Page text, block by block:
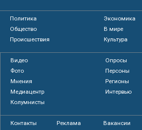
Политика
Экономика
Общество
В мире
Происшествия
Культура
Видео
Опросы
Фото
Персоны
Мнения
Регионы
Медиацентр
Интервью
Колумнисты
Контакты Реклама Вакансии